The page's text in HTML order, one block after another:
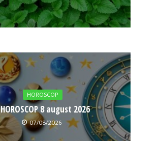
HOROSCOP
HOROSCOP 8 august 2026
07/08/2026